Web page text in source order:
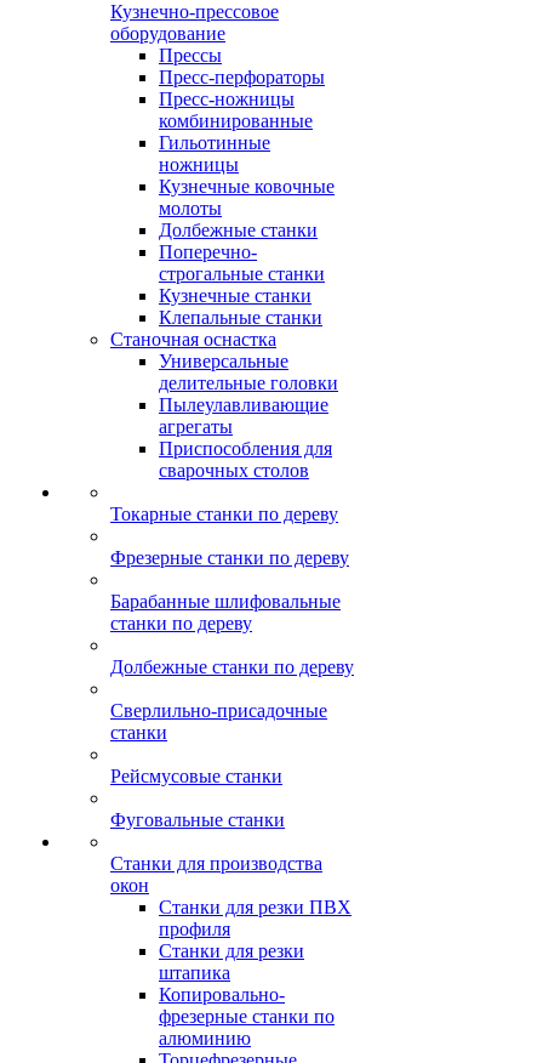
Кузнечно-прессовое
оборудование
Прессы
Пресс-перфораторы
Пресс-ножницы
комбинированные
Гильотинные
ножницы
Кузнечные ковочные
молоты
Долбежные станки
Поперечно-
строгальные станки
Кузнечные станки
Клепальные станки
Станочная оснастка
Универсальные
делительные головки
Пылеулавливающие
агрегаты
Приспособления для
сварочных столов
Токарные станки по дереву
Фрезерные станки по дереву
Барабанные шлифовальные
станки по дереву
Долбежные станки по дереву
Сверлильно-присадочные
станки
Рейсмусовые станки
Фуговальные станки
Станки для производства
окон
Станки для резки ПВХ
профиля
Станки для резки
штапика
Копировально-
фрезерные станки по
алюминию